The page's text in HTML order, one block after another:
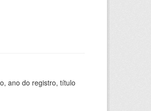
ano do registro, título